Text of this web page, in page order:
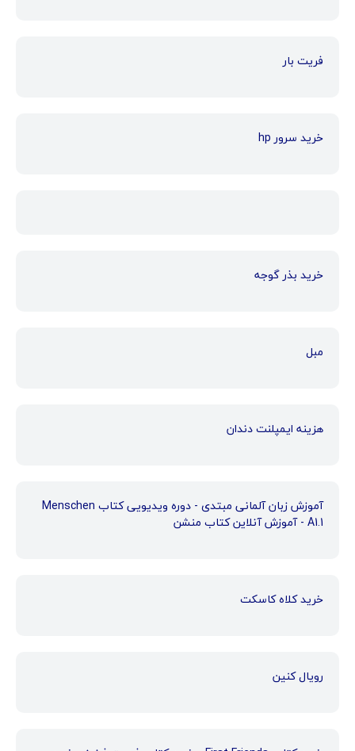
فریت بار
خرید سرور hp
خرید بذر گوجه
مبل
هزینه ایمپلنت دندان
آموزش زبان آلمانی مبتدی - دوره ویدیویی کتاب Menschen
A1.1 - آموزش آنلاین کتاب منشن
خرید کلاه کاسکت
رویال کنین